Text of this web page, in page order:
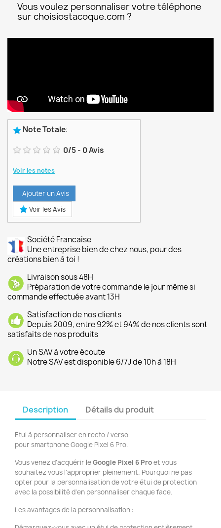
Vous voulez personnaliser votre téléphone
sur choisiostacoque.com ?
Note Totale:
0/5- 0Avis
Voir les notes
Ajouter un Avis
Voir les Avis
Société Francaise
Une entreprise bien de chez nous, pour des
créations bien à toi !
Livraison sous 48H
Préparation de votre commande le jour même si
commande effectuée avant 13H
Satisfaction de nos clients
Depuis 2009, entre 92% et 94% de nos clients sont
satisfaits de nos produits
Un SAV à votre écoute
Notre SAV est disponible 6/7J de 10h à 18H
Description Détails du produit
Etui à personnaliser en recto / verso
pour smartphone Google Pixel 6 Pro.
Vous venez d'acquérir leGoogle Pixel 6 Proet vous
souhaitez vous l'approprier pleinement. Pourquoi ne pas
opter pour la personnalisation de votre étui de protection
avec la possibilité d'en personnaliser chaque face.
Les avantages de la personnalisation :